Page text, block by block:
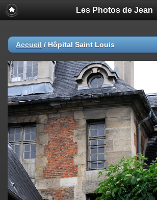
Les Photos de Jean
Accueil / Hôpital Saint Louis